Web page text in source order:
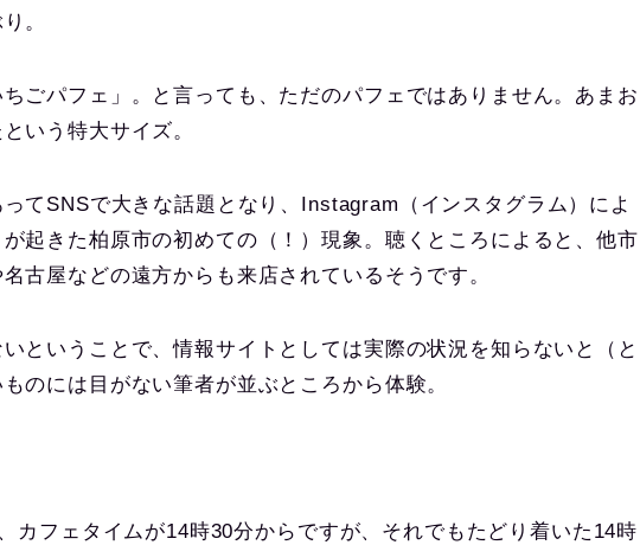
。
ごパフェ」。と言っても、ただのパフェではありません。あまお
いう特大サイズ。
てSNSで大きな話題となり、Instagram（インスタグラム）によ
起きた柏原市の初めての（！）現象。聴くところによると、他市
古屋などの遠方からも来店されているそうです。
ということで、情報サイトとしては実際の状況を知らないと（と
のには目がない筆者が並ぶところから体験。
カフェタイムが14時30分からですが、それでもたどり着いた14時